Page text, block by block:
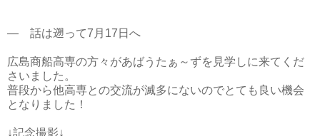
― 話は遡って7月17日へ
広島商船高専の方々があばうたぁ～ずを見学しに来てくだ
さいました。
普段から他高専との交流が滅多にないのでとても良い機会
となりました！
↓記念撮影↓